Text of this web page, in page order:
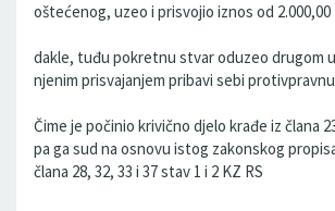
oštećenog, uzeo i prisvojio iznos od 2.000,00
dakle, tuđu pokretnu stvar oduzeo drugom
njenim prisvajanjem pribavi sebi
Čime je počinio krivično djelo krađe iz člana
pa ga sud na osnovu istog zakonskog
člana 28, 32, 33 i 37 stav 1 i 2 KZ RS